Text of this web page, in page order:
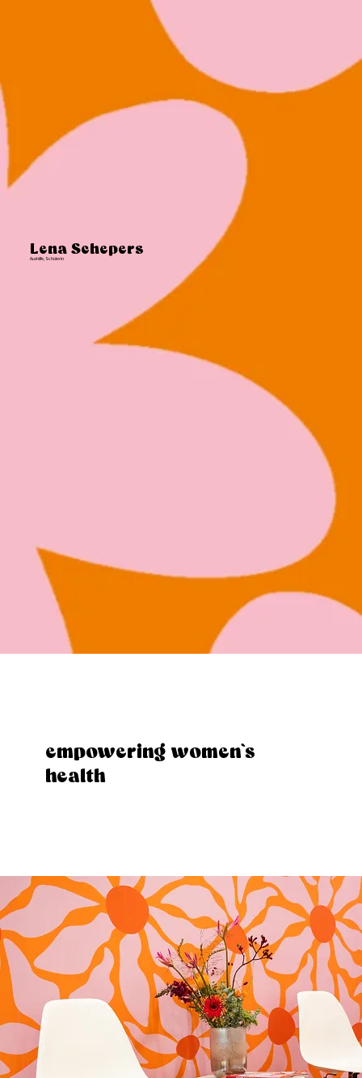
Lena Schepers
Aushilfe, Schülerin
empowering women`s
health